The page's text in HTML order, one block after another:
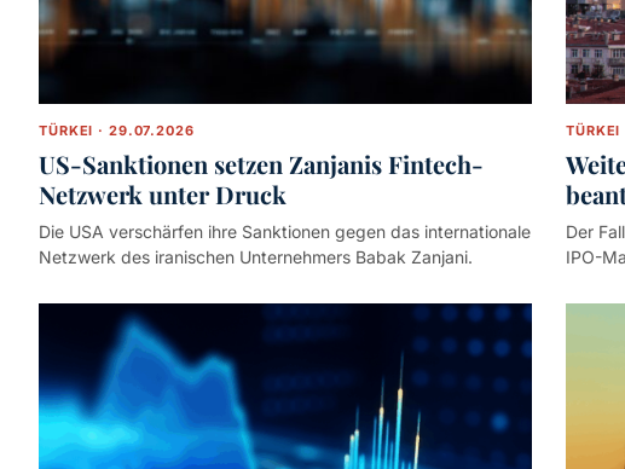
TÜRKEI · 29.07.2026
US-Sanktionen setzen Zanjanis Fintech-
Netzwerk unter Druck
Die USA verschärfen ihre Sanktionen gegen das internationale
Netzwerk des iranischen Unternehmers Babak Zanjani.
Der
IPO-